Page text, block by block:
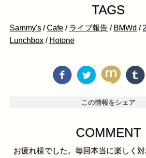
TAGS
Sammy's /Cafe / ライブ報告 / BMWd /
Lunchbox / Hotone
この情報をシェア
COMMENT
お疲れ様でした。毎回本当に楽しく